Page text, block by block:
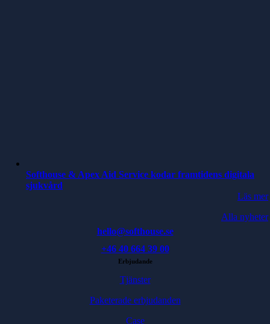
Softhouse & Apex Aid Service kodar framtidens digitala
sjukvård
Läs mer
Alla nyheter
hello@softhouse.se
+46 40 664 39 00
Erbjudande
Tjänster
Paketerade erbjudanden
Case